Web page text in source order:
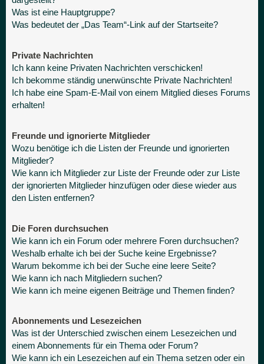
Was ist eine Hauptgruppe?
Was bedeutet der „Das Team“-Link auf der Startseite?
Private Nachrichten
Ich kann keine Privaten Nachrichten verschicken!
Ich bekomme ständig unerwünschte Private Nachrichten!
Ich habe eine Spam-E-Mail von einem Mitglied dieses Forums
erhalten!
Freunde und ignorierte Mitglieder
Wozu benötige ich die Listen der Freunde und ignorierten
Mitglieder?
Wie kann ich Mitglieder zur Liste der Freunde oder zur Liste
der ignorierten Mitglieder hinzufügen oder diese wieder aus
den Listen entfernen?
Die Foren durchsuchen
Wie kann ich ein Forum oder mehrere Foren durchsuchen?
Weshalb erhalte ich bei der Suche keine Ergebnisse?
Warum bekomme ich bei der Suche eine leere Seite?
Wie kann ich nach Mitgliedern suchen?
Wie kann ich meine eigenen Beiträge und Themen finden?
Abonnements und Lesezeichen
Was ist der Unterschied zwischen einem Lesezeichen und
einem Abonnements für ein Thema oder Forum?
Wie kann ich ein Lesezeichen auf ein Thema setzen oder ein